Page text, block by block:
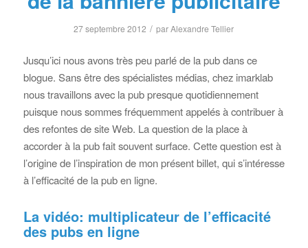
27 septembre 2012 / parAlexandre Tellier
Jusqu’ici nous avons très peu parlé de la pub dans ce
blogue. Sans être des spécialistes médias, chez imarklab
nous travaillons avec la pub presque quotidiennement
puisque nous sommes fréquemment appelés à contribuer à
des refontes de site Web. La question de la place à
accorder à la pub fait souvent surface. Cette question est à
l’origine de l’inspiration de mon présent billet, qui s’intéresse
à l’efficacité de la pub en ligne.
La vidéo: multiplicateur de l’efficacité
des pubs en ligne